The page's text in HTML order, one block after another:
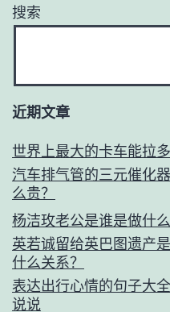
搜索
近期文章
世界上最大的卡车能拉
汽车排气管的三元催化
么贵？
杨洁玫老公是谁是做什
英若诚留给英巴图遗产
什么关系？
表达出行心情的句子大
说说